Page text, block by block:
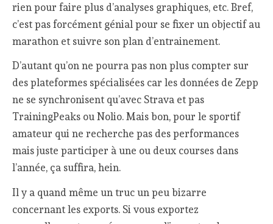
rien pour faire plus d’analyses graphiques, etc. Bref,
c’est pas forcément génial pour se fixer un objectif au
marathon et suivre son plan d’entrainement.
D’autant qu’on ne pourra pas non plus compter sur
des plateformes spécialisées car les données de Zepp
ne se synchronisent qu’avec Strava et pas
TrainingPeaks ou Nolio. Mais bon, pour le sportif
amateur qui ne recherche pas des performances
mais juste participer à une ou deux courses dans
l’année, ça suffira, hein.
Il y a quand même un truc un peu bizarre
concernant les exports. Si vous exportez